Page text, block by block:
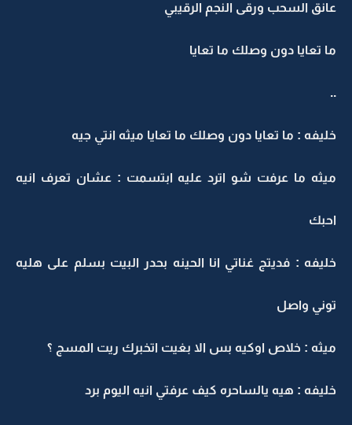
عانق السحب ورقى النجم الرقيبي
ما تعايا دون وصلك ما تعايا
..
خليفه : ما تعايا دون وصلك ما تعايا ميثه انتي جيه
ميثه ما عرفت شو اترد عليه ابتسمت : عشان تعرف انيه
احبك
خليفه : فديتج غناتي انا الحينه بحدر البيت بسلم على هليه
توني واصل
ميثه : خلاص اوكيه بس الا بغيت اتخبرك ريت المسج ؟
خليفه : هيه يالساحره كيف عرفتي انيه اليوم برد